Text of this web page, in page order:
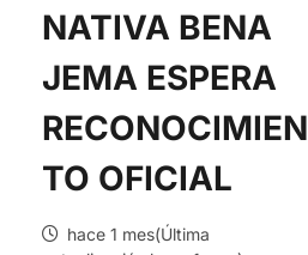
NATIVA BENA
JEMA ESPERA
RECONOCIMIEN
TO OFICIAL
hace 1 mes(Última